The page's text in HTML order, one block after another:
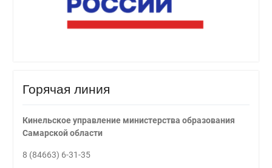
Горячая линия
Кинельское управление министерства образования
Самарской области
8 (84663) 6-31-35